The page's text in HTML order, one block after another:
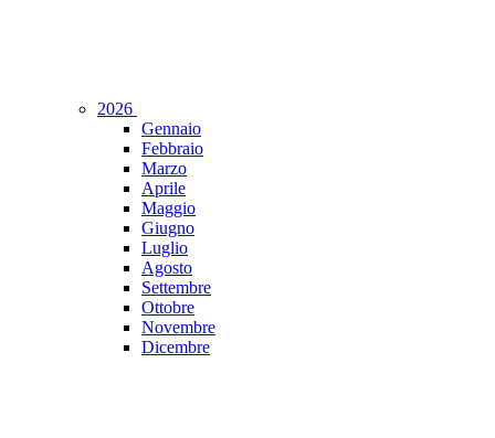
2026
Gennaio
Febbraio
Marzo
Aprile
Maggio
Giugno
Luglio
Agosto
Settembre
Ottobre
Novembre
Dicembre